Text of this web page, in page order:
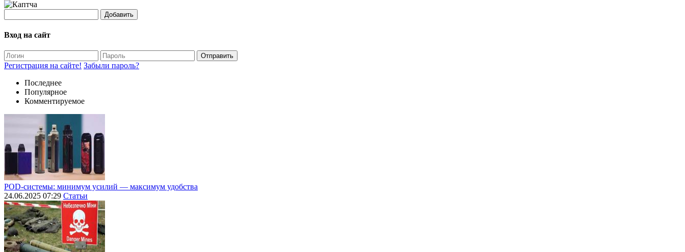
Добавить
Вход на сайт
Отправить
Регистрация на сайте! Забыли пароль?
Последнее
Популярное
Комментируемое
POD-системы: минимум усилий — максимум удобства
24.06.2025 07:29 Статьи